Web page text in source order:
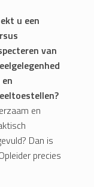
u een
van
en
Dan is
precies